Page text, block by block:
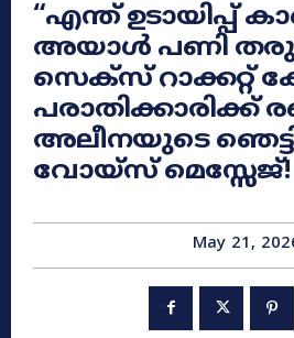
​“എന്ത് ഉടായിപ്പ്
അയാൾ പണി
സെക്‌സ് റാക്കറ്റ്
പരാതിക്കാരിക്ക്
അലീനയുടെ
വോയ്‌സ് മെസ്സേജ്!
May 21,